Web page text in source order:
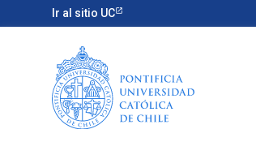
Ir al sitio UC